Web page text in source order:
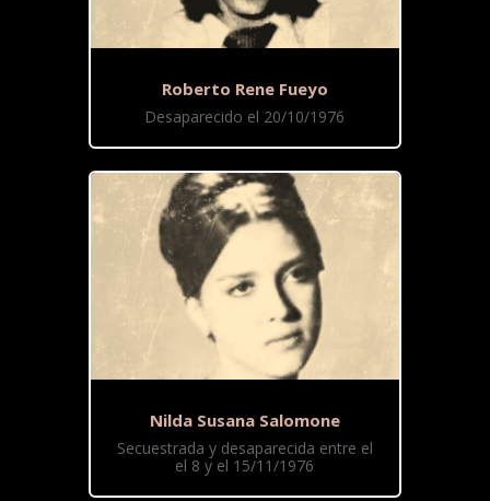
Roberto Rene Fueyo
Desaparecido el 20/10/1976
Nilda Susana Salomone
Secuestrada y desaparecida entre el
el 8 y el 15/11/1976